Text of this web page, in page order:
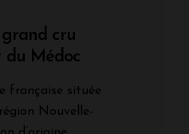
grand cru
du Médoc
française située
Nouvelle-